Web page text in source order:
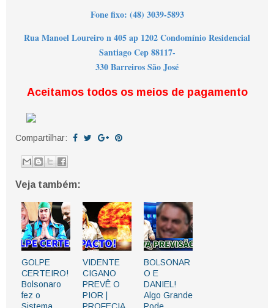
Fone fixo: (48) 3039-5893
Rua Manoel Loureiro n 405 ap 1202 Condomínio Residencial
Santiago Cep 88117-
330 Barreiros São José
Aceitamos todos os meios de pagamento
Compartilhar:
Veja também:
GOLPE
CERTEIRO!
Bolsonaro
fez o
VIDENTE
CIGANO
PREVÊ O
PIOR |
BOLSONAR
O E
DANIEL!
Algo Grande